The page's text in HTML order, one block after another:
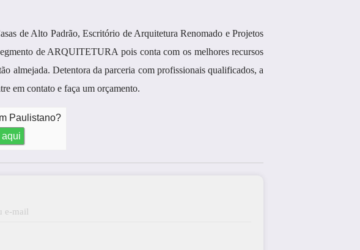
de Alto Padrão, Escritório de Arquitetura Renomado e Projetos
de ARQUITETURA pois conta com os melhores recursos
almejada. Detentora da parceria com profissionais qualificados, a
em contato e faça um orçamento.
Paulistano?